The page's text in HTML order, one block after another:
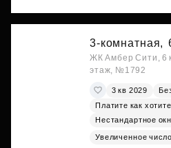
3-комнатная,
ЖК Амбер Сити, 6
этаж, №1792
3 кв 2029
Платите как хотите
Нестандартное
Увеличенное